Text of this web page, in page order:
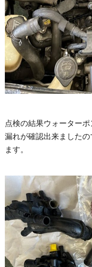
点検の結果ウォーター
漏れが確認出来ました
ます。